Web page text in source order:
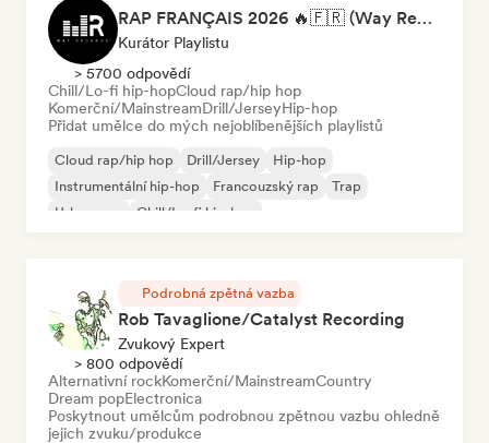
RAP FRANÇAIS 2026 🔥🇫🇷 (Way Records)
Kurátor Playlistu
> 5700 odpovědí
Chill/Lo-fi hip-hopCloud rap/hip hop
Komerční/MainstreamDrill/JerseyHip-hop
Přidat umělce do mých nejoblíbenějších playlistů
Cloud rap/hip hop Drill/Jersey
Hip-hop
Instrumentální hip-hop
Francouzský rap
Trap
Urban pop
Chill/Lo-fi hip-hop
Podrobná zpětná vazba
Rob Tavaglione/Catalyst Recording
Zvukový Expert
> 800 odpovědí
Alternativní rockKomerční/MainstreamCountry
Dream popElectronica
Poskytnout umělcům podrobnou zpětnou vazbu ohledně
jejich zvuku/produkce